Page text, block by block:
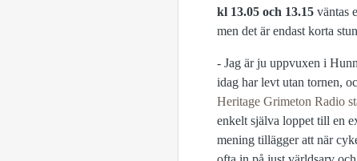
kl 13.05 och 13.15 väntas
men det är endast korta
- Jag är ju uppvuxen i
idag har levt utan tornen,
Heritage Grimeton Radio
enkelt själva loppet till en
mening tillägger att när